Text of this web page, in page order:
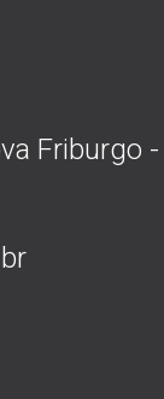
Friburgo